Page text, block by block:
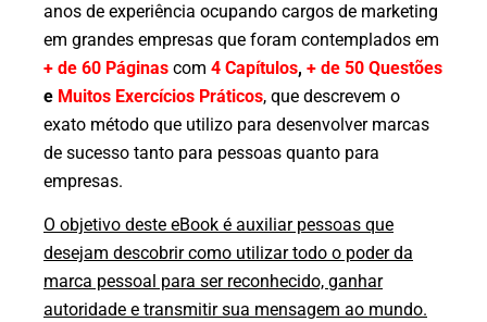
anos de experiência ocupando cargos de marketing
em grandes empresas que foram contemplados em
+ de 60 Páginas com 4 Capítulos, + de 50 Questões
e Muitos Exercícios Práticos, que descrevem o
exato método que utilizo para desenvolver marcas
de sucesso tanto para pessoas quanto para
empresas.
O objetivo deste eBook é auxiliar pessoas que
desejam descobrir como utilizar todo o poder da
marca pessoal para ser reconhecido, ganhar
autoridade e transmitir sua mensagem ao mundo.